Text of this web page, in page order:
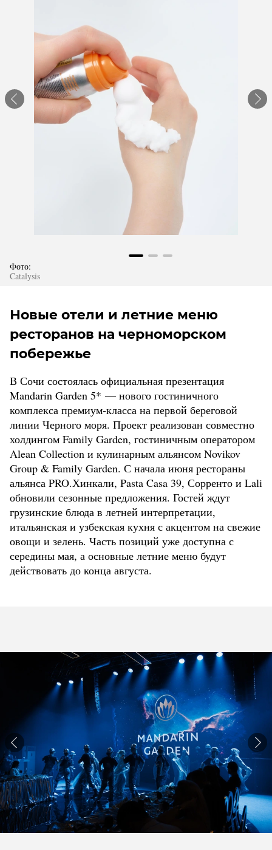
Фото:
Catalysis
Новые отели и летние меню
ресторанов на черноморском
побережье
В Сочи состоялась официальная презентация
Mandarin Garden 5* — нового гостиничного
комплекса премиум-класса на первой береговой
линии Черного моря. Проект реализован совместно
холдингом Family Garden, гостиничным оператором
Alean Collection и кулинарным альянсом Novikov
Group & Family Garden. С начала июня рестораны
альянса PRO.Хинкали, Pasta Casa 39, Сорренто и Lali
обновили сезонные предложения. Гостей ждут
грузинские блюда в летней интерпретации,
итальянская и узбекская кухня с акцентом на свежие
овощи и зелень. Часть позиций уже доступна с
середины мая, а основные летние меню будут
действовать до конца августа.